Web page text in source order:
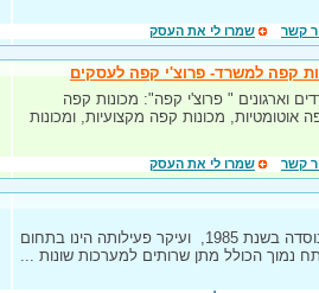
קשר שמרו לי את העסק
קפה למשרד- פרוצ'י קפה לעסקים
וארגונים " פרוצ'י קפה": מכונות קפה
אוטומטיות, מכונות קפה מקצועיות, ומכונות
קשר שמרו לי את העסק
קשרים מערכות נוסדה בשנת 1985, ועיקר פעילותה הינו בתחום
נמוך הכולל מתן שרותים למערכות שונות ...